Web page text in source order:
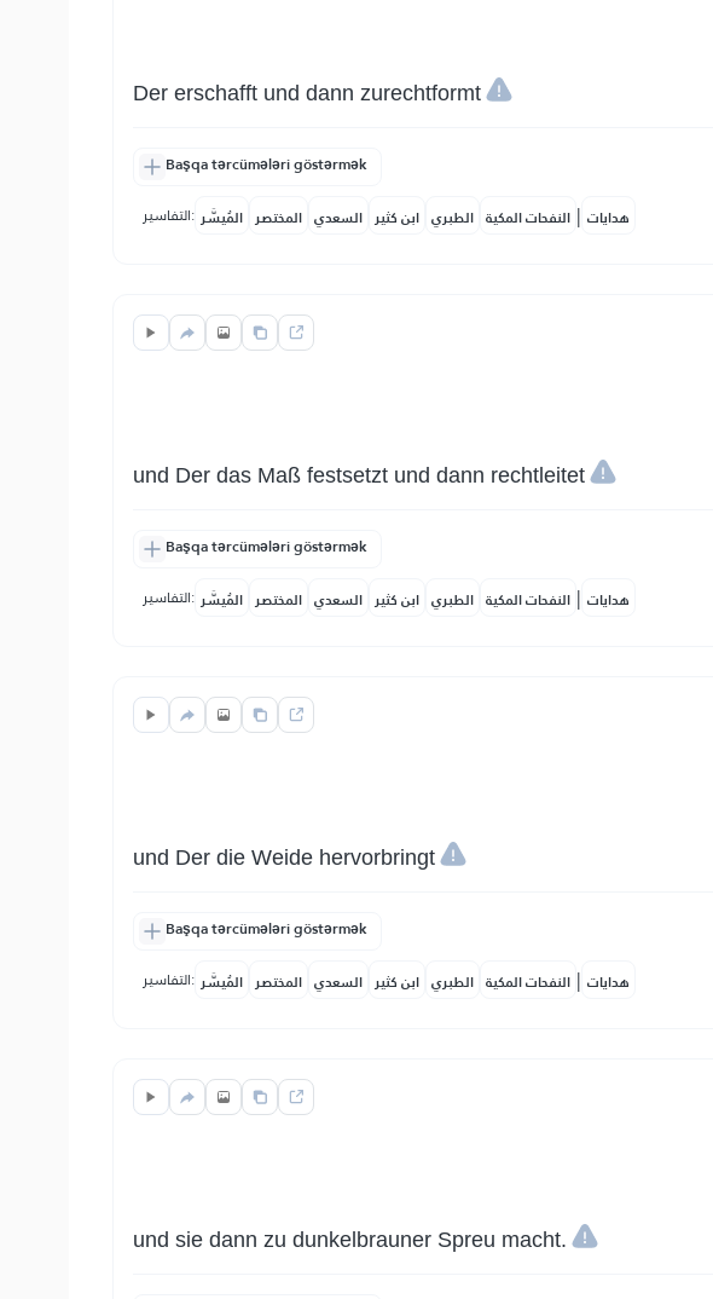
Der erschafft und dann zurechtformt
Başqa tərcümələri göstərmək
التفاسير: المُيسَّر المختصر السعدي ابن كثير الطبري النفحات المكية | هدايات
und Der das Maß festsetzt und dann rechtleitet
Başqa tərcümələri göstərmək
التفاسير: المُيسَّر المختصر السعدي ابن كثير الطبري النفحات المكية | هدايات
und Der die Weide hervorbringt
Başqa tərcümələri göstərmək
التفاسير: المُيسَّر المختصر السعدي ابن كثير الطبري النفحات المكية | هدايات
und sie dann zu dunkelbrauner Spreu macht.